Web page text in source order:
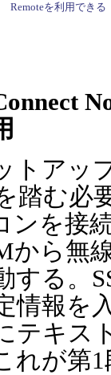
Remoteを利用できる
トアッ
踏む必
ンを接
から無
する。
情報を
テキス
れが第